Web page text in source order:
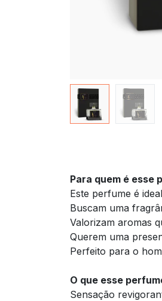
Para quem é esse
Este perfume é
Buscam uma
Valorizam aromas
Querem uma
Perfeito para o
O que esse
Sensação